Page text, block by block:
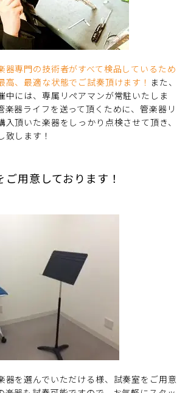
器専門の技術者がすべて検品しているため
高、最適な状態でご試奏頂けます！ また、
中には、専属リペアマンが常駐いたしま
楽器ライフを送って頂くために、管楽器リ
入頂いた楽器をしっかり点検させて頂き、
致します！
用意しております！
器を選んでいただける様、試奏室をご用意